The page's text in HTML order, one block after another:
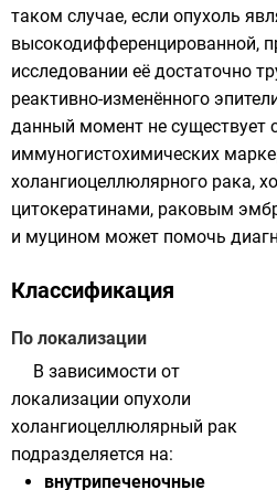
таком случае, если опухоль
высокодифференцированной,
исследовании её достаточно
реактивно-изменённого
данный момент не существует
иммуногистохимических
холангиоцеллюлярного рака,
цитокератинами, раковым
и муцином может помочь
Классификация
По локализации
В зависимости от
локализации опухоли
холангиоцеллюлярный рак
подразделяется на:
внутрипеченочные